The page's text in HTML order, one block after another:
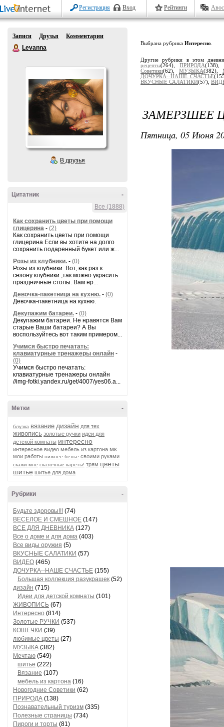
Регистрация Вход Рейтинги
Записи Друзья
Комментарии
Levanna
В друзья
-
Цитатник
Все (1888)
Как сохранить цветы при помощи
глицерина - (2)
Как сохранить цветы при помощи
глицерина Если вы хотите на долго
сохранить подаренный букет или ж...
Розы из клубники. - (0)
Розы из клубники. Вот, как раз к
сезону клубники ,так можно украсить
праздничные столы. Вам нр...
Девочка-пакетница на кухню. - (0)
Девочка-пакетница на кухню.
Декупажим батареи. - (0)
Декупажим батареи. Не нравятся Вам
старые Ваши батареи? А Вы
воспользуйтесь вот таким примером...
Учимся быстро печатать:
клавиатурные тренажеры онлайн -
(0)
Учимся быстро печатать:
клавиатурные тренажеры онлайн
//img-fotki.yandex.ru/get/4007/yes06.a...
-
Метки
блузка вязание дизайн для тех
живопись золотые ручки идеи для
детской комнаты интересно
интересное видео мебель из картона мк
мои работы нижнее белье своими руками
скажи мне сказочные кареты! трям цветы
шитье шитье для дома
-
Рубрики
Будьте здоровы!!! (74)
ВЕСЕЛОЕ И СМЕШНОЕ (147)
ВСЕ ДЛЯ ДНЕВНИКА (127)
Все о доме и для дома (403)
Все виды оружия (5)
ВКУСНЫЕ САЛАТИКИ (57)
ВИДЕО (465)
ДОЧУРКА--НАШЕ СЧАСТЬЕ (155)
Большая коллекция разукрашек (52)
дизайн (715)
Идеи для детской комнаты (101)
ЖИВОПИСЬ (67)
Интересно (814)
Золотые РУЧКИ (537)
КОШЕЧКИ (39)
любимые цветы (27)
МУЗЫКА (382)
Мечтаю (549)
шитье (222)
Вязание (107)
мебель из картона (16)
Новогодние Советики (62)
ПРИРОДА (138)
Познавательный туризм (335)
Полезные страницы (734)
Пироги и торты (81)
Выбрана рубрика Интересно
Другие рубрики в этом
рецепты(264),ПРИРОДА(138),
Советики(62),МУЗЫКА(382),
ДОЧУРКА--НАШЕ СЧАСТЬЕ
ВКУСНЫЕ САЛАТИКИ(57),
ЗАМЕРЗШЕЕ
Пятница, 05 Июня